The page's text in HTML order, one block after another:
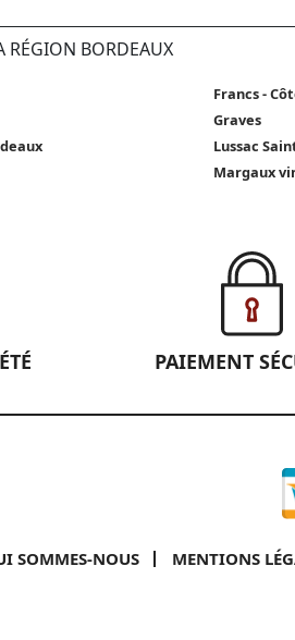
RÉGION BORDEAUX
Francs -
Graves
Lussac
Margaux
PAIEMENT
SOMMES-NOUS MENTIONS